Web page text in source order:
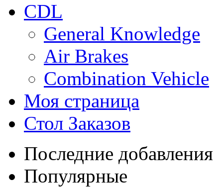
CDL
General Knowledge
Air Brakes
Combination Vehicle
Моя страница
Стол Заказов
Последние добавления
Популярные